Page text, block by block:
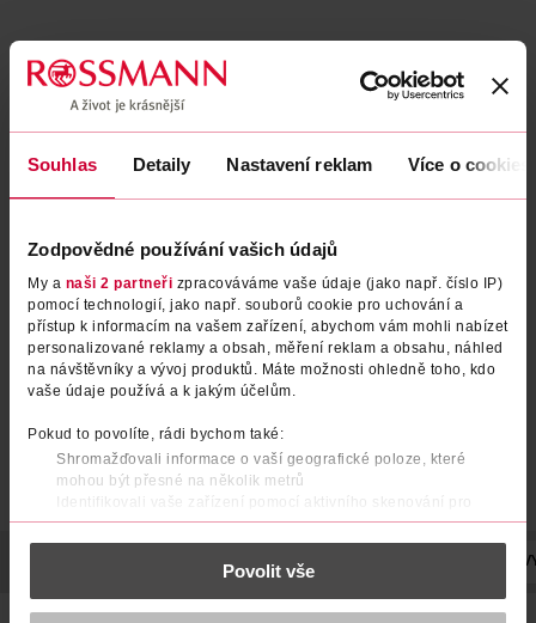
Souhlas Detaily Nastavení reklam Více o cookies
Zodpovědné používání vašich údajů
My a naši 2 partneři zpracováváme vaše údaje (jako např. číslo IP)
pomocí technologií, jako např. souborů cookie pro uchování a
přístup k informacím na vašem zařízení, abychom vám mohli nabízet
personalizované reklamy a obsah, měření reklam a obsahu, náhled
na návštěvníky a vývoj produktů. Máte možnosti ohledně toho, kdo
vaše údaje používá a k jakým účelům.
Pokud to povolíte, rádi bychom také:
Shromažďovali informace o vaší geografické poloze, které
mohou být přesné na několik metrů
Identifikovali vaše zařízení pomocí aktivního skenování pro
konkrétní charakteristiky (otisk prstu)
Zjistěte více o tom, jak zpracováváme vaše osobní údaje, a nastavte
části s podrobnostmi . Svůj souhlas můžete kdykoliv
Povolit vše
Obsah se nám momentálně nedaří načíst, zkuste to prosím
SLOŽENÍ